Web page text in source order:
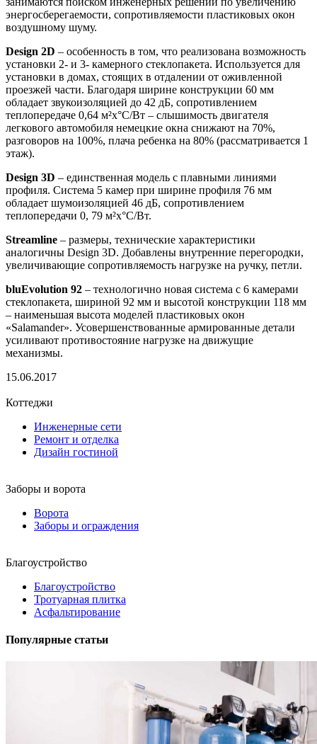
энергосберегаемости, сопротивляемости пластиковых окон
воздушному шуму.
Design 2D – особенность в том, что реализована возможность
установки 2- и 3- камерного стеклопакета. Используется для
установки в домах, стоящих в отдалении от оживленной
проезжей части. Благодаря ширине конструкции 60 мм
обладает звукоизоляцией до 42 дБ, сопротивлением
теплопередаче 0,64 м²х°С/Вт – слышимость двигателя
легкового автомобиля немецкие окна снижают на 70%,
разговоров на 100%, плача ребенка на 80% (рассматривается 1
этаж).
Design 3D – единственная модель с плавными линиями
профиля. Система 5 камер при ширине профиля 76 мм
обладает шумоизоляцией 46 дБ, сопротивлением
теплопередачи 0, 79 м²х°С/Вт.
Streamline – размеры, технические характеристики
аналогичны Design 3D. Добавлены внутренние перегородки,
увеличивающие сопротивляемость нагрузке на ручку, петли.
bluEvolution 92 – технологично новая система с 6 камерами
стеклопакета, шириной 92 мм и высотой конструкции 118 мм
– наименьшая высота моделей пластиковых окон
«Salamander». Усовершенствованные армированные детали
усиливают противостояние нагрузке на движущие
механизмы.
15.06.2017
Коттеджи
Инженерные сети
Ремонт и отделка
Дизайн гостиной
Заборы и ворота
Ворота
Заборы и ограждения
Благоустройство
Благоустройство
Тротуарная плитка
Асфальтирование
Популярные статьи